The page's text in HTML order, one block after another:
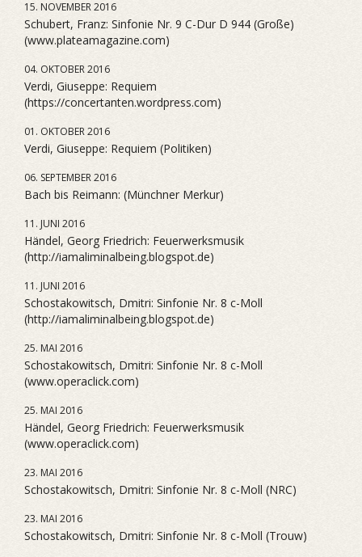
15. NOVEMBER 2016
Schubert, Franz: Sinfonie Nr. 9 C-Dur D 944 (Große)
(www.plateamagazine.com)
04. OKTOBER 2016
Verdi, Giuseppe: Requiem
(https://concertanten.wordpress.com)
01. OKTOBER 2016
Verdi, Giuseppe: Requiem (Politiken)
06. SEPTEMBER 2016
Bach bis Reimann: (Münchner Merkur)
11. JUNI 2016
Händel, Georg Friedrich: Feuerwerksmusik
(http://iamaliminalbeing.blogspot.de)
11. JUNI 2016
Schostakowitsch, Dmitri: Sinfonie Nr. 8 c-Moll
(http://iamaliminalbeing.blogspot.de)
25. MAI 2016
Schostakowitsch, Dmitri: Sinfonie Nr. 8 c-Moll
(www.operaclick.com)
25. MAI 2016
Händel, Georg Friedrich: Feuerwerksmusik
(www.operaclick.com)
23. MAI 2016
Schostakowitsch, Dmitri: Sinfonie Nr. 8 c-Moll (NRC)
23. MAI 2016
Schostakowitsch, Dmitri: Sinfonie Nr. 8 c-Moll (Trouw)